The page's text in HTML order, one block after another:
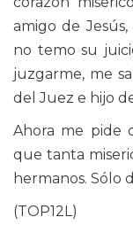
amigo de
no temo su
juzgarme, me
del Juez e hijo
Ahora me pide
que tanta
hermanos. Sólo
(TOP12L)